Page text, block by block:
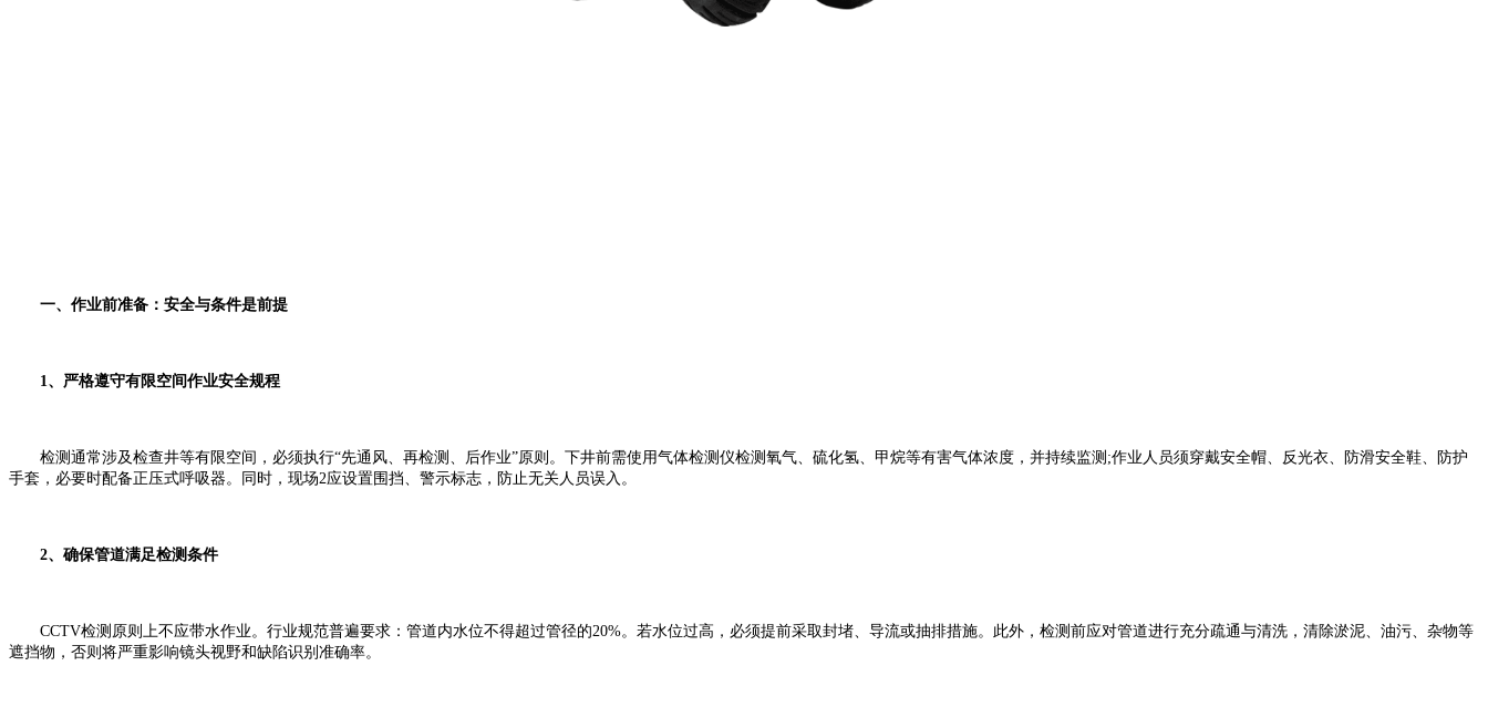
一、作业前准备：安全与条件是前提
1、严格遵守有限空间作业安全规程
检测通常涉及检查井等有限空间，必须执行“先通风、再检测、后作业”原则。下井前需使用气体检测仪检测氧气、硫化氢、甲烷等有害气体浓度，并持续监测;作业人员须穿戴安全帽、反光衣、防滑安全鞋、防护
手套，必要时配备正压式呼吸器。同时，现场2应设置围挡、警示标志，防止无关人员误入。
2、确保管道满足检测条件
CCTV检测原则上不应带水作业。行业规范普遍要求：管道内水位不得超过管径的20%。若水位过高，必须提前采取封堵、导流或抽排措施。此外，检测前应对管道进行充分疏通与清洗，清除淤泥、油污、杂物等
遮挡物，否则将严重影响镜头视野和缺陷识别准确率。